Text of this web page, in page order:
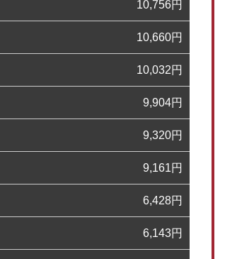
10,756円
10,660円
10,032円
9,904円
9,320円
9,161円
6,428円
6,143円